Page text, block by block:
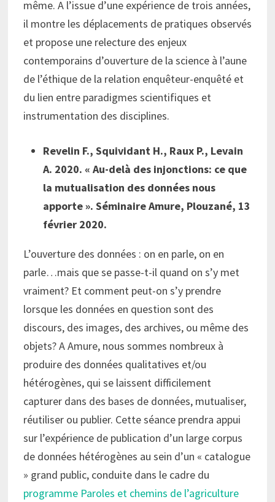
même. A l’issue d’une expérience de trois années,
il montre les déplacements de pratiques observés
et propose une relecture des enjeux
contemporains d’ouverture de la science à l’aune
de l’éthique de la relation enquêteur-enquêté et
du lien entre paradigmes scientifiques et
instrumentation des disciplines.
Revelin F., Squividant H., Raux P., Levain
A. 2020. « Au-delà des injonctions: ce que
la mutualisation des données nous
apporte ». Séminaire Amure, Plouzané, 13
février 2020.
L’ouverture des données : on en parle, on en
parle…mais que se passe-t-il quand on s’y met
vraiment? Et comment peut-on s’y prendre
lorsque les données en question sont des
discours, des images, des archives, ou même des
objets? A Amure, nous sommes nombreux à
produire des données qualitatives et/ou
hétérogènes, qui se laissent difficilement
capturer dans des bases de données, mutualiser,
réutiliser ou publier. Cette séance prendra appui
sur l’expérience de publication d’un large corpus
de données hétérogènes au sein d’un « catalogue
» grand public, conduite dans le cadre du
programme Paroles et chemins de l’agriculture